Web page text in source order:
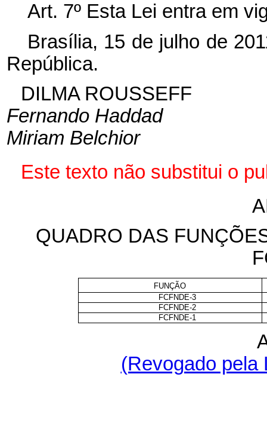
Art. 7º Esta Lei entra em
Brasília, 15 de julho de
República.
DILMA ROUSSEFF
Fernando Haddad
Miriam Belchior
Este texto não substitui o
QUADRO DAS
FUNÇÃO
FCFNDE-3
FCFNDE-2
FCFNDE-1
(Revogado pela